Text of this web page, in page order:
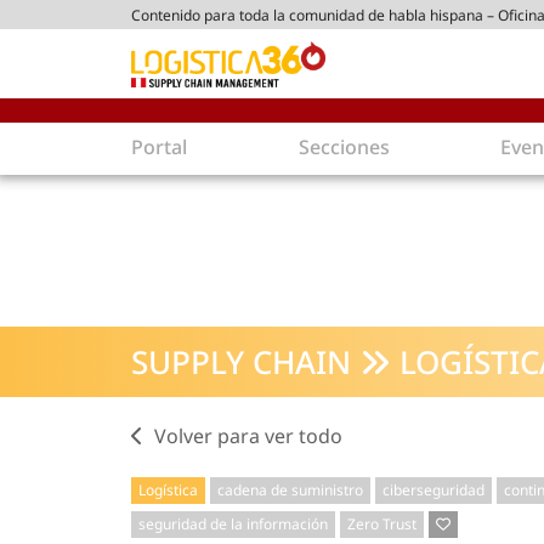
Contenido para toda la comunidad de habla hispana –
Portal Secciones
Comercio Exterior
Agentes de carga
Logística
Customer Experience
Tecnologías
Economía
Inversiones
SUPPLY CHAIN
Volver para ver todo
Logística cadena de suministro ciberseguridad
seguridad de la información
Zero Trust